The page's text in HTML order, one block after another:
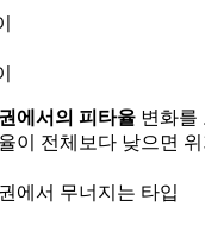
에서의 피타율 변화를
이 전체보다 낮으면
에서 무너지는 타입